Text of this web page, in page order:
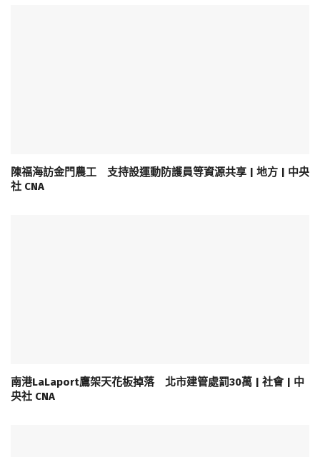
陳福海訪金門農工 支持設運動防護員等資源共享 | 地方 | 中央
社 CNA
南港LaLaport鷹架天花板掉落 北市建管處罰30萬 | 社會 | 中
央社 CNA